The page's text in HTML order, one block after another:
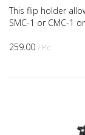
259.00 / Pc.
This flip holder
SMC-1 or CMC-1